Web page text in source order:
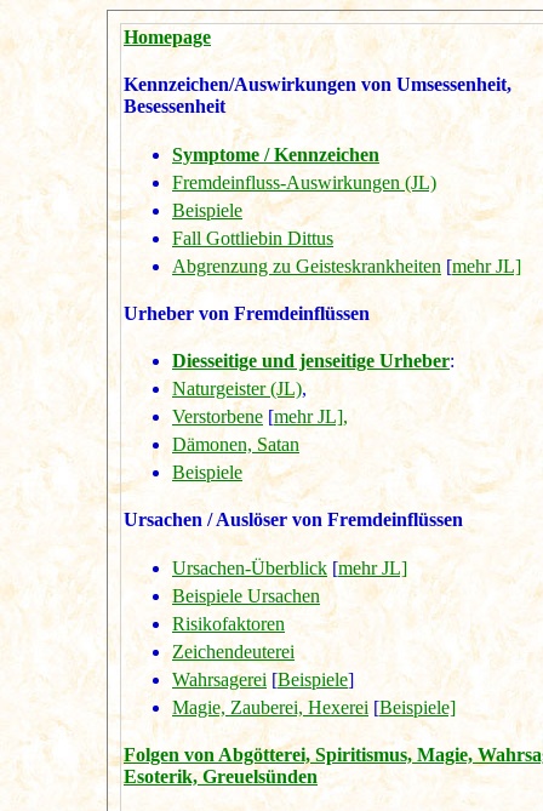
Homepage
Kennzeichen/Auswirkungen von Umsessenheit,
Besessenheit
Symptome / Kennzeichen
Fremdeinfluss-Auswirkungen (JL)
Beispiele
Fall Gottliebin Dittus
Abgrenzung zu Geisteskrankheiten [mehr JL]
Urheber von Fremdeinflüssen
Diesseitige und jenseitige Urheber:
Naturgeister (JL),
Verstorbene [mehr JL],
Dämonen, Satan
Beispiele
Ursachen / Auslöser von Fremdeinflüssen
Ursachen-Überblick [mehr JL]
Beispiele Ursachen
Risikofaktoren
Zeichendeuterei
Wahrsagerei [Beispiele]
Magie, Zauberei, Hexerei [Beispiele]
Folgen von Abgötterei, Spiritismus, Magie,
Esoterik, Greuelsünden